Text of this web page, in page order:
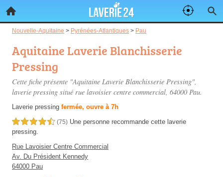
Nouvelle-Aquitaine > Pyrénées-Atlantiques > Pau
Aquitaine Laverie Blanchisserie
Pressing
Cette fiche présente "Aquitaine Laverie Blanchisserie Pressing",
laverie pressing situé rue lavoisier centre commercial, 64000 Pau.
Laverie pressing fermée, ouvre à 7h
4,5 étoiles sur 5 (75) Une personne recommande cette laverie
pressing.
Rue Lavoisier Centre Commercial
Av. Du Président Kennedy
64000 Pau